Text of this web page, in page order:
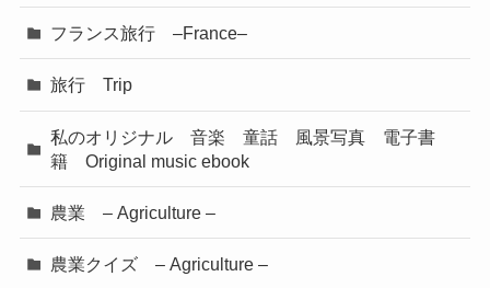
フランス旅行 –France–
旅行 Trip
私のオリジナル 音楽 童話 風景写真 電子書
籍 Original music ebook
農業 – Agriculture –
農業クイズ – Agriculture –